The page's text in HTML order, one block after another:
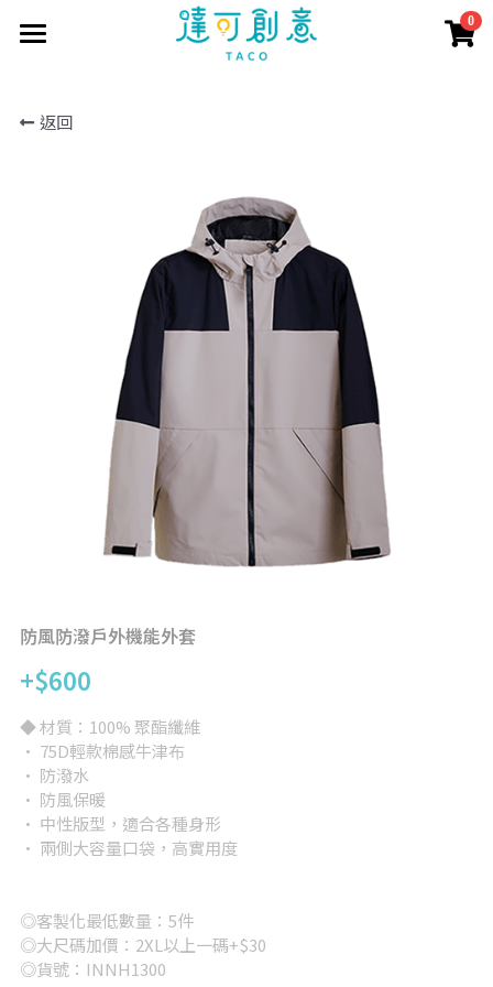
0
訂製資訊
常見問題
長短POLO衫
長袖T恤
大學T
外套
背心
帽子
短褲/長褲
兒童/嬰兒
女版
大尺碼專區
所有品項
聯繫我們
報價表單
公司企業
學生社團
活動團體
個人創作
完全訂製
返回
防風防潑戶外機能外套
+$600
◆ 材質：100% 聚酯纖維
· 75D輕款棉感牛津布
· 防潑水
· 防風保暖
· 中性版型，適合各種身形
· 兩側大容量口袋，高實用度
◎客製化最低數量：5件
◎大尺碼加價：2XL以上一碼+$30
◎貨號：INNH1300
×
商品分類
所有商品分類